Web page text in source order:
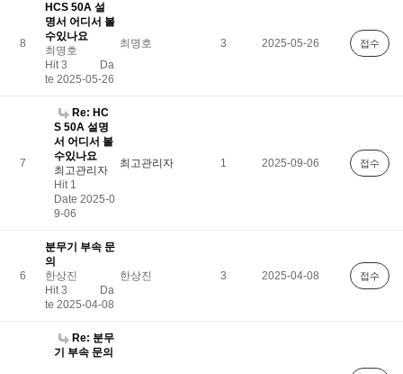
8
HCS 50A 설
명서 어디서 볼
수있나요
최명호
Hit 3
Da
te 2025-05-26
최명호 3 2025-05-26 접수
7
Re: HC
S 50A 설명
서 어디서 볼
수있나요
최고관리자
Hit 1
Date 2025-0
9-06
최고관리자 1 2025-09-06 접수
6
분무기 부속 문
의
한상진
Hit 3
Da
te 2025-04-08
한상진 3 2025-04-08 접수
Re: 분무
기 부속 문의